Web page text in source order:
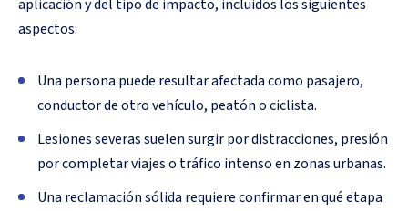
aplicación y del tipo de impacto, incluidos los siguientes
aspectos:
Una persona puede resultar afectada como pasajero,
conductor de otro vehículo, peatón o ciclista.
Lesiones severas suelen surgir por distracciones, presión
por completar viajes o tráfico intenso en zonas urbanas.
Una reclamación sólida requiere confirmar en qué etapa